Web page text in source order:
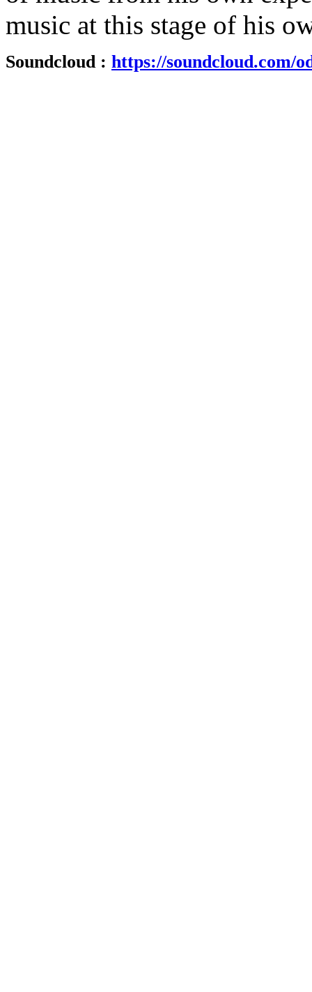
music at this stage of his
Soundcloud : https://soundcloud.com/